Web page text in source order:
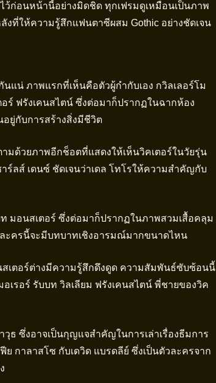
ก่อนหน้านี้อย่างมิดชิด ทุกเฟรมดูเหมือนเป็นภาพ
ที่ให้ความรู้สึกแฟนตาซีผสม Gothic อย่างชัดเจน
แน่ ภาพแรกที่เห็นคือตัวผู้กำกับเอง กวิลเลอร์โม
ร์ ฟรังเคนสไตน์ ซึ่งต่อมาก็ปรากฏในฉากห้อง
ยู่กับการสร้างสิ่งมีชีวิต
มด้วยภาพอีกช็อตที่แสดงให้เห็นวิคเตอร์ในวัยรุ่น
ร์ลส์ เดนซ์ ชัดเจนว่าเดล โทโรให้ความสำคัญกับ
มอนสเตอร์ ซึ่งต่อมาก็ปรากฏในภาพสวมเสื้อคลุม
ะครนี้จะมีบทบาทเชิงอารมณ์มากขนาดไหน
เตอร์ต่างมีความรู้สึกดึงดูด ความสัมพันธ์ซับซ้อนนี้
เรอร์ รับบท วิลเลียม ฟรังเคนสไตน์ พี่ชายของวิค
ซึ่งอาจเป็นกุญแจสำคัญในการเล่าเรื่องธีมการ
กาลาสโซ กับเดวิด แบรดลีย์ ซึ่งเป็นตัวละครจาก